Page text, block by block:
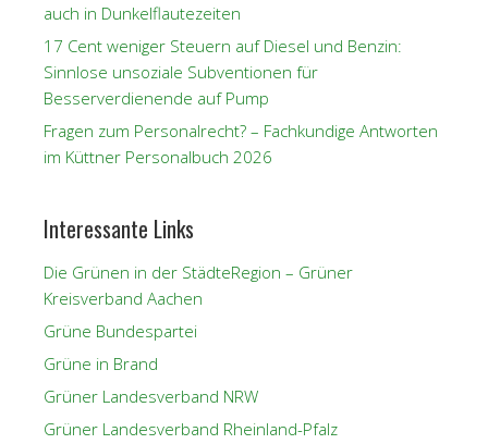
auch in Dunkelflautezeiten
17 Cent weniger Steuern auf Diesel und Benzin:
Sinnlose unsoziale Subventionen für
Besserverdienende auf Pump
Fragen zum Personalrecht? – Fachkundige Antworten
im Küttner Personalbuch 2026
Interessante Links
Die Grünen in der StädteRegion – Grüner
Kreisverband Aachen
Grüne Bundespartei
Grüne in Brand
Grüner Landesverband NRW
Grüner Landesverband Rheinland-Pfalz